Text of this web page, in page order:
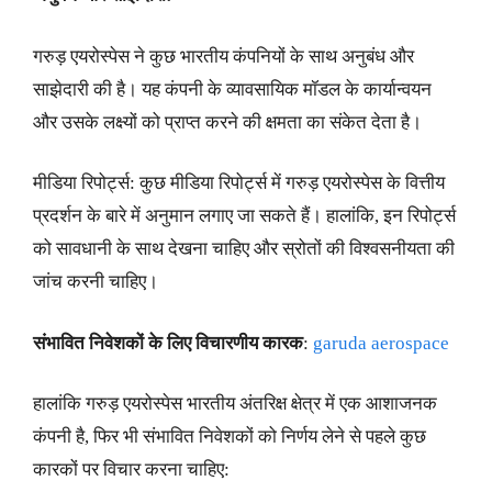
गरुड़ एयरोस्पेस ने कुछ भारतीय कंपनियों के साथ अनुबंध और
साझेदारी की है। यह कंपनी के व्यावसायिक मॉडल के कार्यान्वयन
और उसके लक्ष्यों को प्राप्त करने की क्षमता का संकेत देता है।
मीडिया रिपोर्ट्स: कुछ मीडिया रिपोर्ट्स में गरुड़ एयरोस्पेस के वित्तीय
प्रदर्शन के बारे में अनुमान लगाए जा सकते हैं। हालांकि, इन रिपोर्ट्स
को सावधानी के साथ देखना चाहिए और स्रोतों की विश्वसनीयता की
जांच करनी चाहिए।
संभावित निवेशकों के लिए विचारणीय कारक: garuda aerospace
हालांकि गरुड़ एयरोस्पेस भारतीय अंतरिक्ष क्षेत्र में एक आशाजनक
कंपनी है, फिर भी संभावित निवेशकों को निर्णय लेने से पहले कुछ
कारकों पर विचार करना चाहिए: